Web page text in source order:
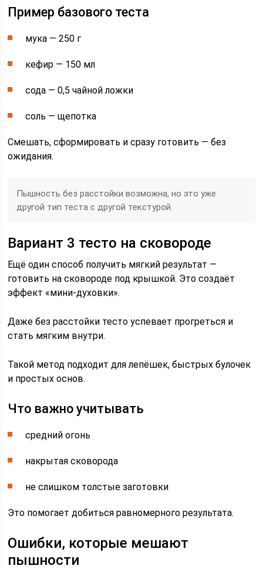
Пример базового теста
мука — 250 г
кефир — 150 мл
сода — 0,5 чайной ложки
соль — щепотка
Смешать, сформировать и сразу готовить — без
ожидания.
Пышность без расстойки возможна, но это уже
другой тип теста с другой текстурой.
Вариант 3 тесто на сковороде
Ещё один способ получить мягкий результат —
готовить на сковороде под крышкой. Это создаёт
эффект «мини-духовки».
Даже без расстойки тесто успевает прогреться и
стать мягким внутри.
Такой метод подходит для лепёшек, быстрых булочек
и простых основ.
Что важно учитывать
средний огонь
накрытая сковорода
не слишком толстые заготовки
Это помогает добиться равномерного результата.
Ошибки, которые мешают
пышности